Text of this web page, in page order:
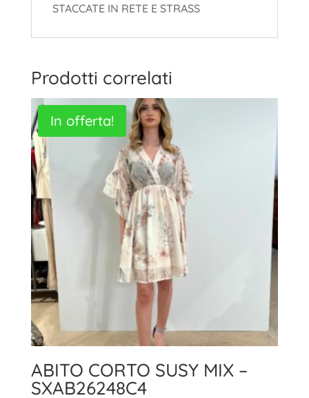
STACCATE IN RETE E STRASS
Prodotti correlati
In offerta!
ABITO CORTO SUSY MIX –
SXAB26248C4